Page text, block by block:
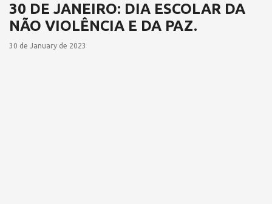
30 DE JANEIRO: DIA ESCOLAR DA
NÃO VIOLÊNCIA E DA PAZ.
30 de January de 2023